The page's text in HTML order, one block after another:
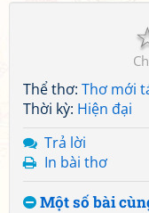
Thể thơ: Thơ mới
Thời kỳ: Hiện đại
Trả lời
In bài thơ
Một số bài